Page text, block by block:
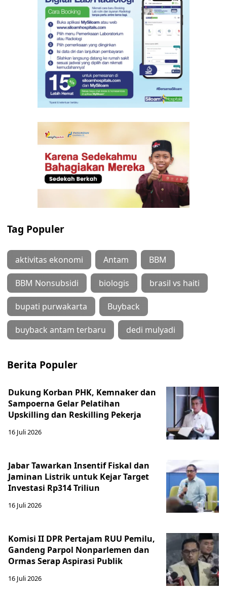
Tag Populer
aktivitas ekonomi Antam BBM
BBM Nonsubsidi biologis brasil vs haiti
bupati purwakarta Buyback
buyback antam terbaru dedi mulyadi
Berita Populer
Dukung Korban PHK, Kemnaker dan
Sampoerna Gelar Pelatihan
Upskilling dan Reskilling Pekerja
16 Juli 2026
Jabar Tawarkan Insentif Fiskal dan
Jaminan Listrik untuk Kejar Target
Investasi Rp314 Triliun
16 Juli 2026
Komisi II DPR Pertajam RUU Pemilu,
Gandeng Parpol Nonparlemen dan
Ormas Serap Aspirasi Publik
16 Juli 2026